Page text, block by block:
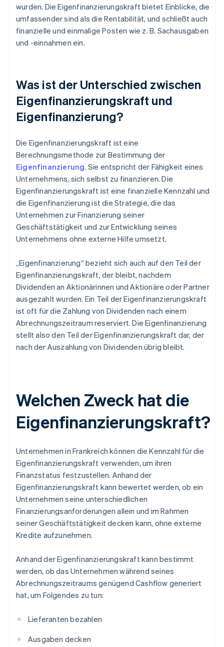
wurden. Die Eigenfinanzierungskraft bietet Einblicke, die
umfassender sind als die Rentabilität, und schließt auch
finanzielle und einmalige Posten wie z. B. Sachausgaben
und -einnahmen ein.
Was ist der Unterschied zwischen
Eigenfinanzierungskraft und
Eigenfinanzierung?
Die Eigenfinanzierungskraft ist eine
Berechnungsmethode zur Bestimmung der
Eigenfinanzierung. Sie entspricht der Fähigkeit eines
Unternehmens, sich selbst zu finanzieren. Die
Eigenfinanzierungskraft ist eine finanzielle Kennzahl und
die Eigenfinanzierung ist die Strategie, die das
Unternehmen zur Finanzierung seiner
Geschäftstätigkeit und zur Entwicklung seines
Unternehmens ohne externe Hilfe umsetzt.
„Eigenfinanzierung“ bezieht sich auch auf den Teil der
Eigenfinanzierungskraft, der bleibt, nachdem
Dividenden an Aktionärinnen und Aktionäre oder Partner
ausgezahlt wurden. Ein Teil der Eigenfinanzierungskraft
ist oft für die Zahlung von Dividenden nach einem
Abrechnungszeitraum reserviert. Die Eigenfinanzierung
stellt also den Teil der Eigenfinanzierungskraft dar, der
nach der Auszahlung von Dividenden übrig bleibt.
Welchen Zweck hat die
Eigenfinanzierungskraft?
Unternehmen in Frankreich können die Kennzahl für die
Eigenfinanzierungskraft verwenden, um ihren
Finanzstatus festzustellen. Anhand der
Eigenfinanzierungskraft kann bewertet werden, ob ein
Unternehmen seine unterschiedlichen
Finanzierungsanforderungen allein und im Rahmen
seiner Geschäftstätigkeit decken kann, ohne externe
Kredite aufzunehmen.
Anhand der Eigenfinanzierungskraft kann bestimmt
werden, ob das Unternehmen während seines
Abrechnungszeitraums genügend Cashflow generiert
hat, um Folgendes zu tun:
Lieferanten bezahlen
Ausgaben decken